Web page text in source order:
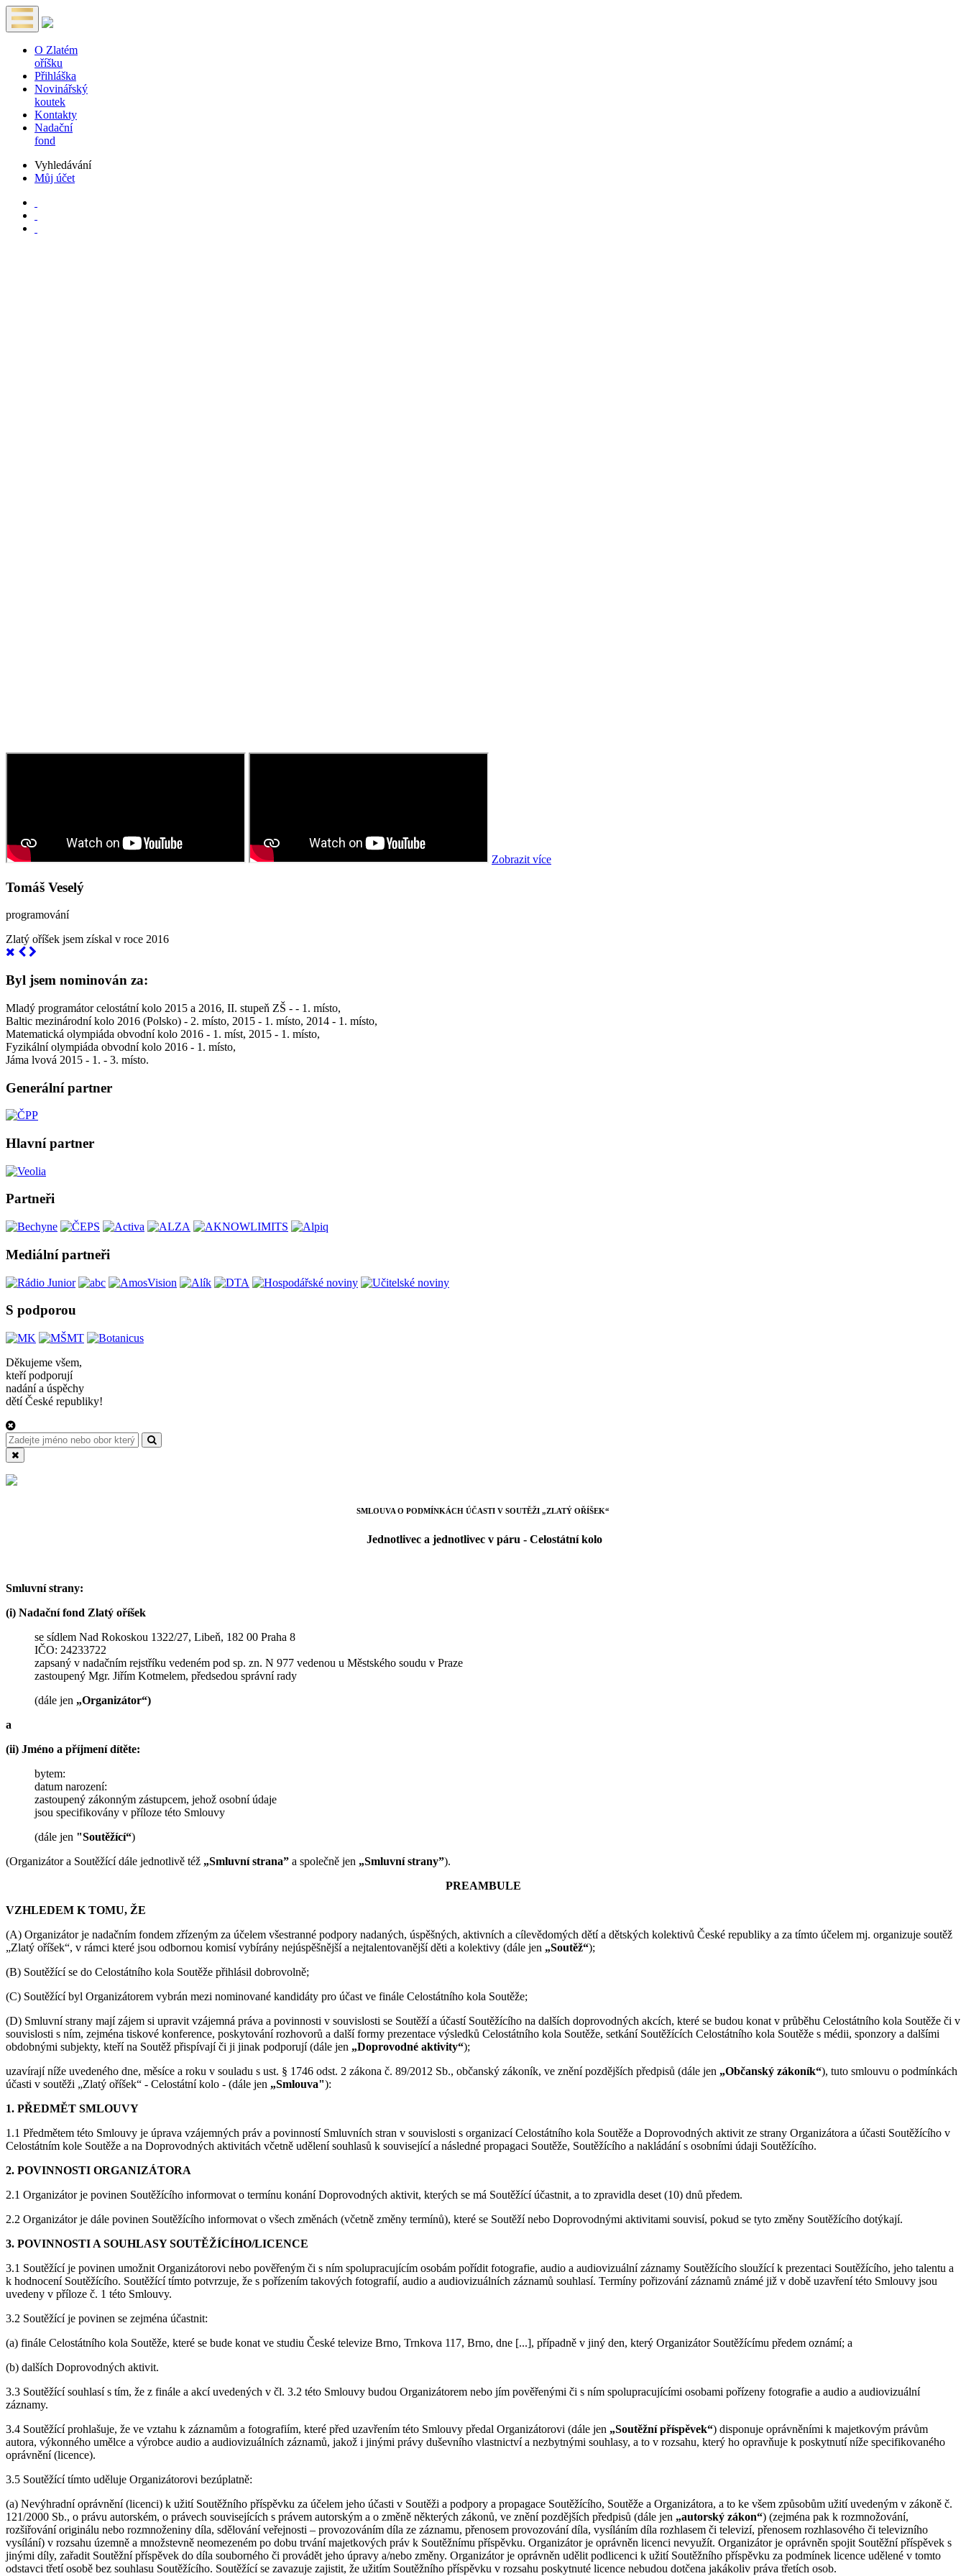
O Zlatém
oříšku
Přihláška
Novinářský
koutek
Kontakty
Nadační
fond
Vyhledávání
Můj účet
Zobrazit více
Tomáš Veselý
programování
Zlatý oříšek jsem získal v roce 2016
Byl jsem nominován za:
Mladý programátor celostátní kolo 2015 a 2016, II. stupeň ZŠ - - 1. místo,
Baltic mezinárodní kolo 2016 (Polsko) - 2. místo, 2015 - 1. místo, 2014 - 1. místo,
Matematická olympiáda obvodní kolo 2016 - 1. míst, 2015 - 1. místo,
Fyzikální olympiáda obvodní kolo 2016 - 1. místo,
Jáma lvová 2015 - 1. - 3. místo.
Generální partner
Hlavní partner
Partneři
Mediální partneři
S podporou
Děkujeme všem,
kteří podporují
nadání a úspěchy
dětí České republiky!
SMLOUVA O PODMÍNKÁCH ÚČASTI V SOUTĚŽI „ZLATÝ OŘÍŠEK“
Jednotlivec a jednotlivec v páru - Celostátní kolo
Smluvní strany:
(i) Nadační fond Zlatý oříšek
se sídlem Nad Rokoskou 1322/27, Libeň, 182 00 Praha 8
IČO: 24233722
zapsaný v nadačním rejstříku vedeném pod sp. zn. N 977 vedenou u Městského soudu v Praze
zastoupený Mgr. Jiřím Kotmelem, předsedou správní rady
(dále jen „Organizátor“)
a
(ii) Jméno a příjmení dítěte:
bytem:
datum narození:
zastoupený zákonným zástupcem, jehož osobní údaje
jsou specifikovány v příloze této Smlouvy
(dále jen "Soutěžící“)
(Organizátor a Soutěžící dále jednotlivě též „Smluvní strana” a společně jen „Smluvní strany”).
PREAMBULE
VZHLEDEM K TOMU, ŽE
(A) Organizátor je nadačním fondem zřízeným za účelem všestranné podpory nadaných, úspěšných, aktivních a cílevědomých dětí a dětských kolektivů České republiky a za tímto účelem mj. organizuje soutěž
„Zlatý oříšek“, v rámci které jsou odbornou komisí vybírány nejúspěšnější a nejtalentovanější děti a kolektivy (dále jen „Soutěž“);
(B) Soutěžící se do Celostátního kola Soutěže přihlásil dobrovolně;
(C) Soutěžící byl Organizátorem vybrán mezi nominované kandidáty pro účast ve finále Celostátního kola Soutěže;
(D) Smluvní strany mají zájem si upravit vzájemná práva a povinnosti v souvislosti se Soutěží a účastí Soutěžícího na dalších doprovodných akcích, které se budou konat v průběhu Celostátního kola Soutěže či v
souvislosti s ním, zejména tiskové konference, poskytování rozhovorů a další formy prezentace výsledků Celostátního kola Soutěže, setkání Soutěžících Celostátního kola Soutěže s médii, sponzory a dalšími
obdobnými subjekty, kteří na Soutěž přispívají či ji jinak podporují (dále jen „Doprovodné aktivity“);
uzavírají níže uvedeného dne, měsíce a roku v souladu s ust. § 1746 odst. 2 zákona č. 89/2012 Sb., občanský zákoník, ve znění pozdějších předpisů (dále jen „Občanský zákoník“), tuto smlouvu o podmínkách
účasti v soutěži „Zlatý oříšek“ - Celostátní kolo - (dále jen „Smlouva"):
1. PŘEDMĚT SMLOUVY
1.1 Předmětem této Smlouvy je úprava vzájemných práv a povinností Smluvních stran v souvislosti s organizací Celostátního kola Soutěže a Doprovodných aktivit ze strany Organizátora a účasti Soutěžícího v
Celostátním kole Soutěže a na Doprovodných aktivitách včetně udělení souhlasů k související a následné propagaci Soutěže, Soutěžícího a nakládání s osobními údaji Soutěžícího.
2. POVINNOSTI ORGANIZÁTORA
2.1 Organizátor je povinen Soutěžícího informovat o termínu konání Doprovodných aktivit, kterých se má Soutěžící účastnit, a to zpravidla deset (10) dnů předem.
2.2 Organizátor je dále povinen Soutěžícího informovat o všech změnách (včetně změny termínů), které se Soutěží nebo Doprovodnými aktivitami souvisí, pokud se tyto změny Soutěžícího dotýkají.
3. POVINNOSTI A SOUHLASY SOUTĚŽÍCÍHO/LICENCE
3.1 Soutěžící je povinen umožnit Organizátorovi nebo pověřeným či s ním spolupracujícím osobám pořídit fotografie, audio a audiovizuální záznamy Soutěžícího sloužící k prezentaci Soutěžícího, jeho talentu a
k hodnocení Soutěžícího. Soutěžící tímto potvrzuje, že s pořízením takových fotografií, audio a audiovizuálních záznamů souhlasí. Termíny pořizování záznamů známé již v době uzavření této Smlouvy jsou
uvedeny v příloze č. 1 této Smlouvy.
3.2 Soutěžící je povinen se zejména účastnit:
(a) finále Celostátního kola Soutěže, které se bude konat ve studiu České televize Brno, Trnkova 117, Brno, dne [...], případně v jiný den, který Organizátor Soutěžícímu předem oznámí; a
(b) dalších Doprovodných aktivit.
3.3 Soutěžící souhlasí s tím, že z finále a akcí uvedených v čl. 3.2 této Smlouvy budou Organizátorem nebo jím pověřenými či s ním spolupracujícími osobami pořízeny fotografie a audio a audiovizuální
záznamy.
3.4 Soutěžící prohlašuje, že ve vztahu k záznamům a fotografiím, které před uzavřením této Smlouvy předal Organizátorovi (dále jen „Soutěžní příspěvek“) disponuje oprávněními k majetkovým právům
autora, výkonného umělce a výrobce audio a audiovizuálních záznamů, jakož i jinými právy duševního vlastnictví a nezbytnými souhlasy, a to v rozsahu, který ho opravňuje k poskytnutí níže specifikovaného
oprávnění (licence).
3.5 Soutěžící tímto uděluje Organizátorovi bezúplatně:
(a) Nevýhradní oprávnění (licenci) k užití Soutěžního příspěvku za účelem jeho účasti v Soutěži a podpory a propagace Soutěžícího, Soutěže a Organizátora, a to ke všem způsobům užití uvedeným v zákoně č.
121/2000 Sb., o právu autorském, o právech souvisejících s právem autorským a o změně některých zákonů, ve znění pozdějších předpisů (dále jen „autorský zákon“) (zejména pak k rozmnožování,
rozšiřování originálu nebo rozmnoženiny díla, sdělování veřejnosti – provozováním díla ze záznamu, přenosem provozování díla, vysíláním díla rozhlasem či televizí, přenosem rozhlasového či televizního
vysílání) v rozsahu územně a množstevně neomezeném po dobu trvání majetkových práv k Soutěžnímu příspěvku. Organizátor je oprávněn licenci nevyužít. Organizátor je oprávněn spojit Soutěžní příspěvek s
jinými díly, zařadit Soutěžní příspěvek do díla souborného či provádět jeho úpravy a/nebo změny. Organizátor je oprávněn udělit podlicenci k užití Soutěžního příspěvku za podmínek licence udělené v tomto
odstavci třetí osobě bez souhlasu Soutěžícího. Soutěžící se zavazuje zajistit, že užitím Soutěžního příspěvku v rozsahu poskytnuté licence nebudou dotčena jakákoliv práva třetích osob.